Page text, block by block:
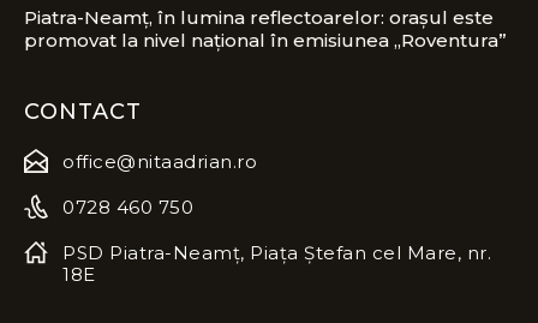
Piatra-Neamț, în lumina reflectoarelor: orașul este
promovat la nivel național în emisiunea „Roventura”
CONTACT
office@nitaadrian.ro
0728 460 750
PSD Piatra-Neamț, Piața Ștefan cel Mare, nr.
18E